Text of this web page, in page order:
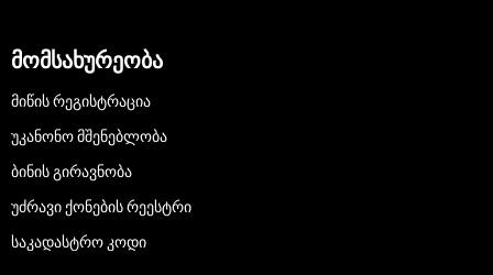
მომსახურეობა
ᲛᲘᲬᲘᲡ ᲠᲔᲒᲘᲡᲢᲠᲐᲪᲘᲐ
ᲣᲙᲐᲜᲝᲜᲝ ᲛᲨᲔᲜᲔᲑᲚᲝᲑᲐ
ᲑᲘᲜᲘᲡ ᲒᲘᲠᲐᲕᲜᲝᲑᲐ
ᲣᲫᲠᲐᲕᲘ ᲥᲝᲜᲔᲑᲘᲡ ᲠᲔᲔᲡᲢᲠᲘ
ᲡᲐᲙᲐᲓᲐᲡᲢᲠᲝ ᲙᲝᲓᲘ